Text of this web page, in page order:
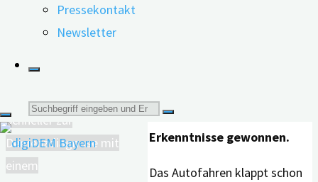
Pressekontakt
Newsletter
Suche
nach:
haben dazu neue
Erkenntnisse gewonnen.
Das Autofahren klappt schon
digiDEM Bayern
eingeschlossen
Schneller zur
Demenzdiagnose mit
einem